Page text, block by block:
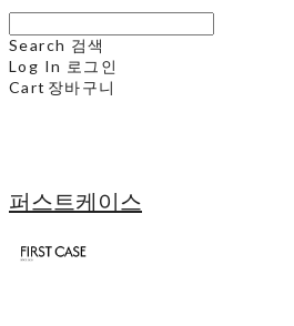
Search 검색
Log In 로그인
Cart 장바구니
퍼스트케이스